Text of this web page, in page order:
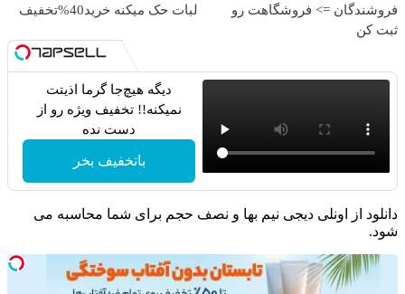
فروشندگان => فروشگاهت رو
ثبت کن
لبات حک میکنه خرید40%تخفیف
دیگه هیچ‌جا گرما اذیتت
نمیکنه!! تخفیف ویژه رو از
دست نده
باتخفیف بخر
دانلود از اونلی دیجی نیم بها و نصف حجم برای شما محاسبه می
شود.